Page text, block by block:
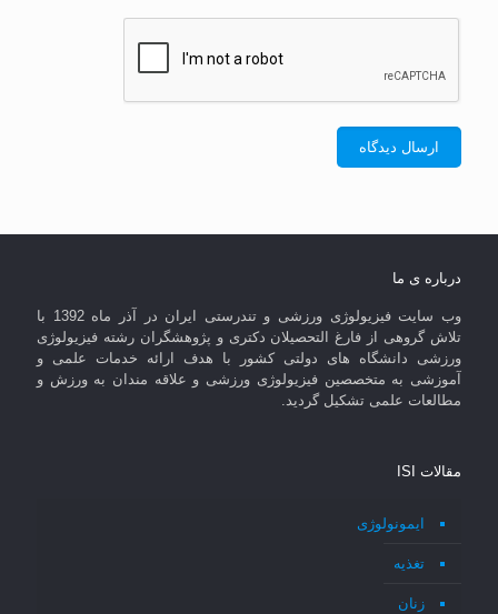
درباره ی ما
وب سایت فیزیولوژی ورزشی و تندرستی ایران در آذر ماه 1392 با
تلاش گروهی از فارغ التحصیلان دکتری و پژوهشگران رشته فیزیولوژی
ورزشی دانشگاه های دولتی کشور با هدف ارائه خدمات علمی و
آموزشی به متخصصین فیزیولوژی ورزشی و علاقه مندان به ورزش و
مطالعات علمی تشکیل گردید.
مقالات ISI
ایمونولوژی
تغذیه
زنان